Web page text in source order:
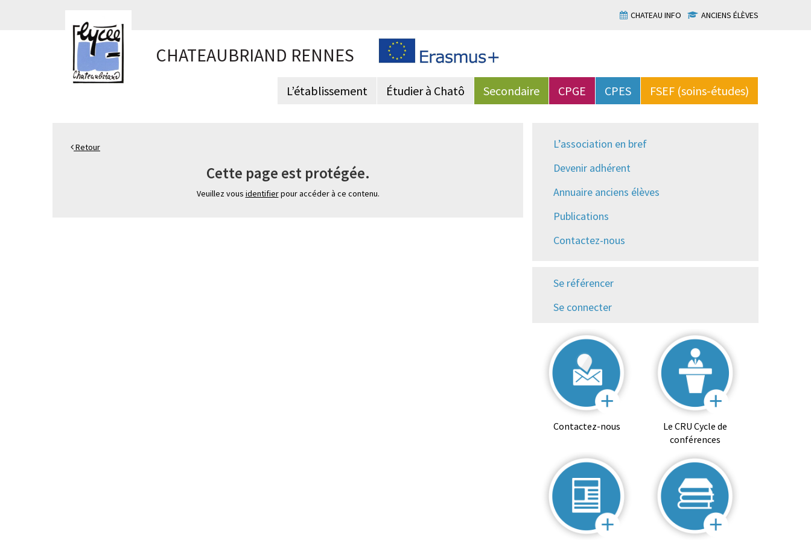
CHATEAU INFO ANCIENS ÉLÈVES
CHATEAUBRIAND RENNES
L’établissement Étudier à Chatô Secondaire CPGE CPES FSEF (soins-études)
Retour
Cette page est protégée.
Veuillez vous identifierpour accéder à ce contenu.
L’association en bref
Devenir adhérent
Annuaire anciens élèves
Publications
Contactez-nous
Se référencer
Se connecter
Contactez-nous
Le CRU Cycle de
conférences